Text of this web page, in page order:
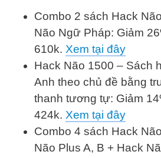
Combo 2 sách Hack
Não Ngữ Pháp: Giảm
610k. Xem tại đây
Hack Não 1500 – Sách
Anh theo chủ đề bằng
thanh tương tự: Giảm
424k. Xem tại đây
Combo 4 sách Hack
Não Plus A, B + Hack